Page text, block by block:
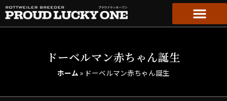
ドーベルマン赤ちゃん誕生
ホーム » ドーベルマン赤ちゃん誕生